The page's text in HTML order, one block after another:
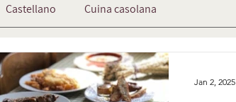
Castellano Cuina casolana
Jan 2, 2025